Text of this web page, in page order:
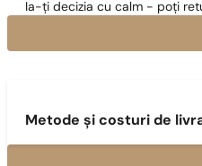
Ia-ți decizia cu calm - poți
Metode și costuri de